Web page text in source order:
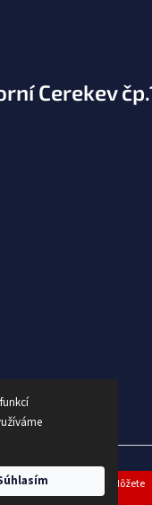
volajte 777 088 157. Môžete
Cerekev
práva vyhradené.